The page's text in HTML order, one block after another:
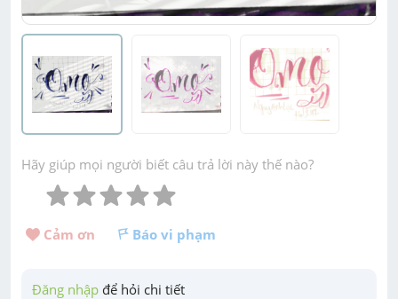
Hãy giúp mọi người biết câu trả lời này thế nào?
Cảm ơn Báo vi phạm
Đăng nhập để hỏi chi tiết